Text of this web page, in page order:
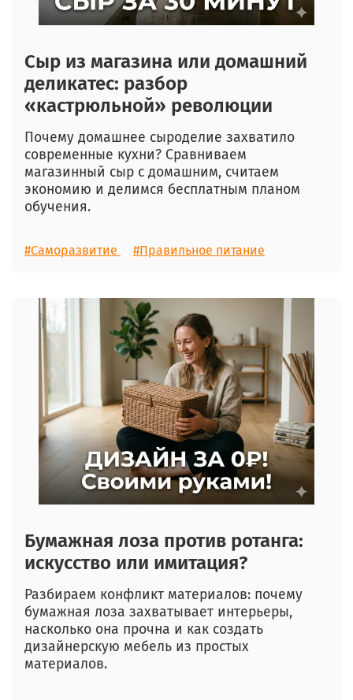
Сыр из магазина или домашний
деликатес: разбор
«кастрюльной» революции
Почему домашнее сыроделие захватило
современные кухни? Сравниваем
магазинный сыр с домашним, считаем
экономию и делимся бесплатным планом
обучения.
#Саморазвитие #Правильное питание
Бумажная лоза против ротанга:
искусство или имитация?
Разбираем конфликт материалов: почему
бумажная лоза захватывает интерьеры,
насколько она прочна и как создать
дизайнерскую мебель из простых
материалов.